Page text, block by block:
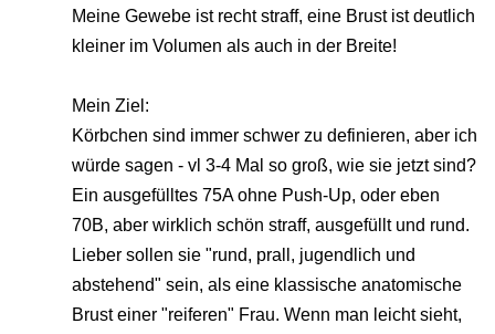
Meine Gewebe ist recht straff, eine Brust ist deutlich
kleiner im Volumen als auch in der Breite!
Mein Ziel:
Körbchen sind immer schwer zu definieren, aber ich
würde sagen - vl 3-4 Mal so groß, wie sie jetzt sind?
Ein ausgefülltes 75A ohne Push-Up, oder eben
70B, aber wirklich schön straff, ausgefüllt und rund.
Lieber sollen sie "rund, prall, jugendlich und
abstehend" sein, als eine klassische anatomische
Brust einer "reiferen" Frau. Wenn man leicht sieht,